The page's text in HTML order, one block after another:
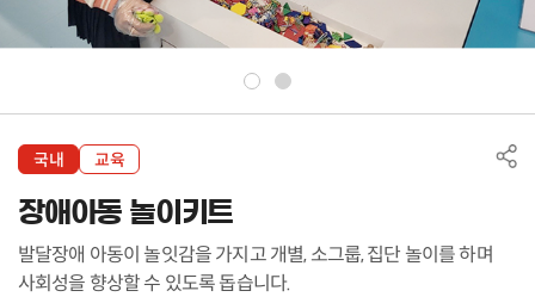
국내 교육
장애아동 놀이키트
발달장애 아동이 놀잇감을 가지고 개별, 소그룹, 집단 놀이를 하며
사회성을 향상할 수 있도록 돕습니다.